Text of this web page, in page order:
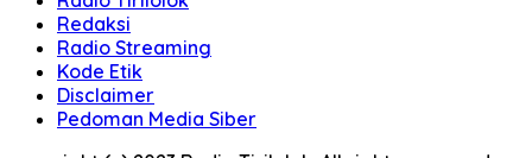
Redaksi
Radio Streaming
Kode Etik
Disclaimer
Pedoman Media Siber